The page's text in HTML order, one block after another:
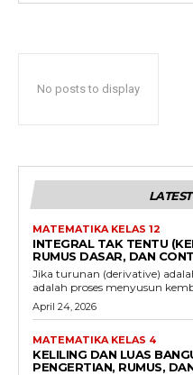
No posts to display
MATEMATIKA KELAS 12
INTEGRAL TAK TENTU
RUMUS DASAR, DAN
Jika turunan (derivative)
adalah proses menyusun
April 24, 2026
MATEMATIKA KELAS 4
KELILING DAN LUAS
PENGERTIAN, RUMUS,